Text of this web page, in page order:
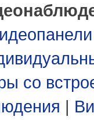
со
|